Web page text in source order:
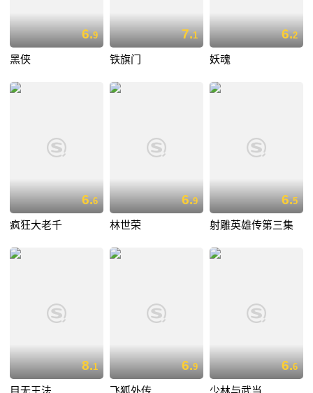
6.9
黑侠
7.1
铁旗门
6.2
妖魂
6.6
疯狂大老千
6.9
林世荣
6.5
射雕英雄传第三集
8.1 6.9 6.6